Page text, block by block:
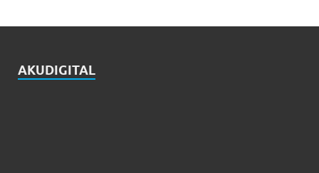
AKUDIGITAL